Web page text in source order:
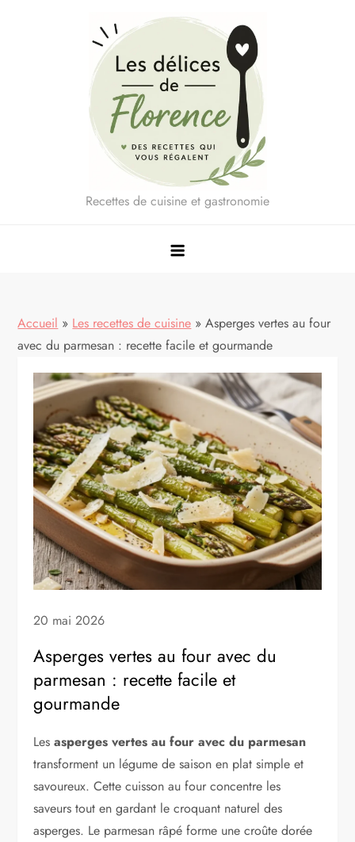
Recettes de cuisine et gastronomie
Accueil » Les recettes de cuisine » Asperges vertes au four
avec du parmesan : recette facile et gourmande
20 mai 2026
Asperges vertes au four avec du
parmesan : recette facile et
gourmande
Lesasperges vertes au four avec du parmesan
transforment un légume de saison en plat simple et
savoureux. Cette cuisson au four concentre les
saveurs tout en gardant le croquant naturel des
asperges. Le parmesan râpé forme une croûte dorée